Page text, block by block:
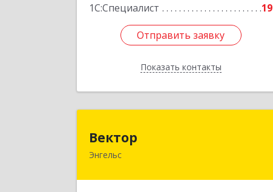
1С:Специалист
19
Отправить заявку
Показать контакты
Отправить заявку
Назад
Вектор
Энгельс
413107, Саратовская обл, Энгельс г,